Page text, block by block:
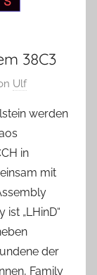
38C3
Ulf
werden
in
mit
„LHinD“
der
Family